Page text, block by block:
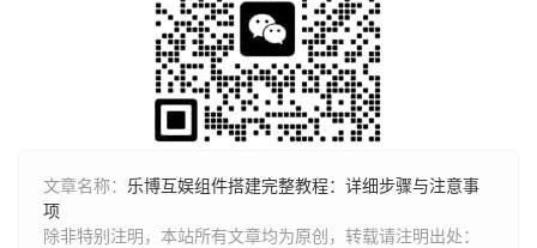
文章名称： 乐博互娱组件搭建完整教程：详细步骤与注意事
项
除非特别注明，本站所有文章均为原创，转载请注明出处：